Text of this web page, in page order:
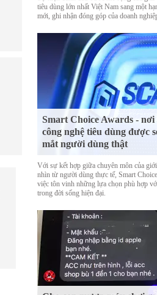
tiêu dùng lớn nhất Việt Nam sang một
mới, ghi nhận đóng góp của doanh
Smart Choice Awards - nơi
công nghệ tiêu dùng được
mắt người dùng thật
Với sự kết hợp giữa chuyên môn của
nhìn từ người dùng thực tế, Smart
việc tôn vinh những lựa chọn phù hợp
trong đời sống hiện đại.